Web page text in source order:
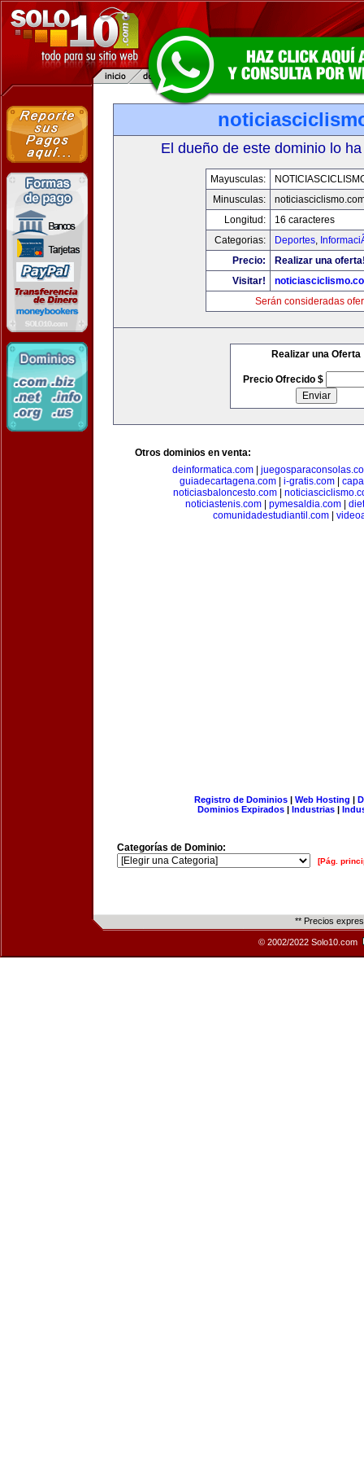
El dueño de este dominio lo
Mayusculas:
Minusculas:
Longitud:
16 caracteres
Categorias:
Deportes,
Precio:
Realizar una
Visitar!
Serán consideradas
Realizar una Oferta
Precio Ofrecido $
Otros dominios en venta:
deinformatica.com
guiadecartagena.com| i-gratis.com|
noticiasbaloncesto.com
noticiastenis.com
pymesaldia.com
comunidadestudiantil.com
Registro de Dominios| Web Hosting |
Dominios Expirados | Industrias |
Categorías de Dominio:
[Pág.
** Precios
© 2002/2022 Solo10.com